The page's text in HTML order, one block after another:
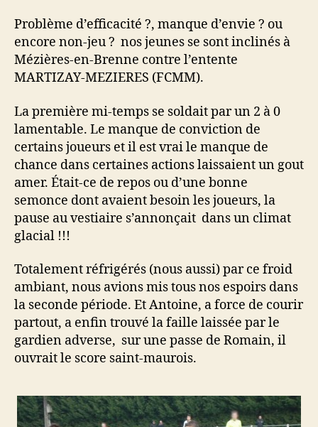
Problème d’efficacité ?, manque d’envie ? ou
encore non-jeu ? nos jeunes se sont inclinés à
Mézières-en-Brenne contre l’entente
MARTIZAY-MEZIERES (FCMM).
La première mi-temps se soldait par un 2 à 0
lamentable. Le manque de conviction de
certains joueurs et il est vrai le manque de
chance dans certaines actions laissaient un gout
amer. Était-ce de repos ou d’une bonne
semonce dont avaient besoin les joueurs, la
pause au vestiaire s’annonçait dans un climat
glacial !!!
Totalement réfrigérés (nous aussi) par ce froid
ambiant, nous avions mis tous nos espoirs dans
la seconde période. Et Antoine, a force de courir
partout, a enfin trouvé la faille laissée par le
gardien adverse, sur une passe de Romain, il
ouvrait le score saint-maurois.